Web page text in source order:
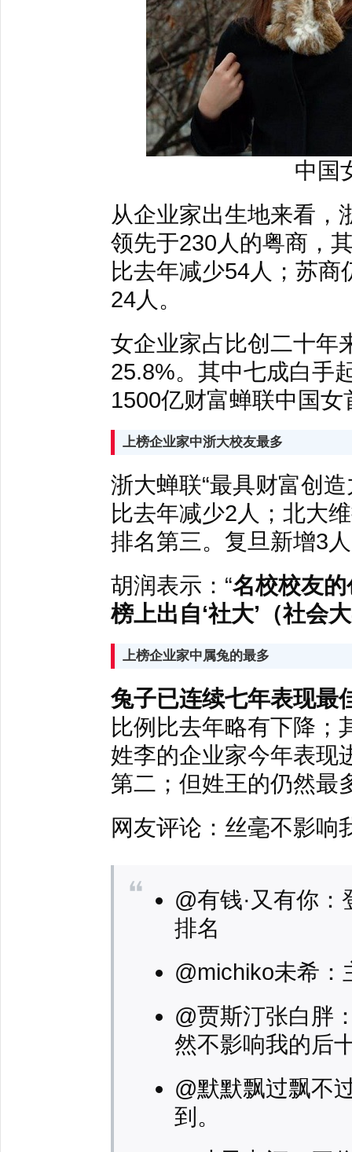
中国
从企业家出生地来看，
领先于230人的粤商，
比去年减少54人；苏
24人。
女企业家占比创二十年
25.8%。其中七成白手
1500亿财富蝉联中国女
上榜企业家中浙大校友最多
浙大蝉联“最具财富创
比去年减少2人；北大
排名第三。复旦新增3
胡润表示：“名校校友
榜上出自‘社大’（社会
上榜企业家中属兔的最多
兔子已连续七年表现最
比例比去年略有下降；
姓李的企业家今年表现
第二；但姓王的仍然最
网友评论：丝毫不影响
@有钱·又有你
排名
@michiko未希
@贾斯汀张白胖
然不影响我的后
@默默飘过飘不
到。